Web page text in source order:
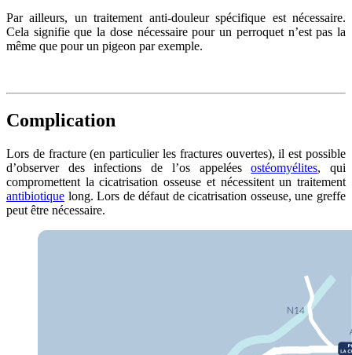
Par ailleurs, un traitement anti-douleur spécifique est nécessaire.
Cela signifie que la dose nécessaire pour un perroquet n’est pas la
même que pour un pigeon par exemple.
Complication
Lors de fracture (en particulier les fractures ouvertes), il est possible
d’observer des infections de l’os appeléesostéomyélites, qui
compromettent la cicatrisation osseuse et nécessitent un traitement
antibiotique long. Lors de défaut de cicatrisation osseuse, une greffe
peut être nécessaire.